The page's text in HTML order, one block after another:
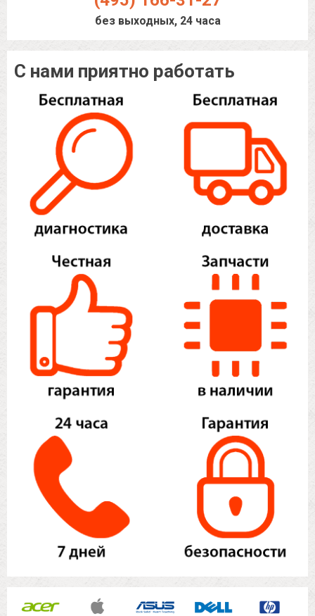
без выходных, 24 часа
С нами приятно работать